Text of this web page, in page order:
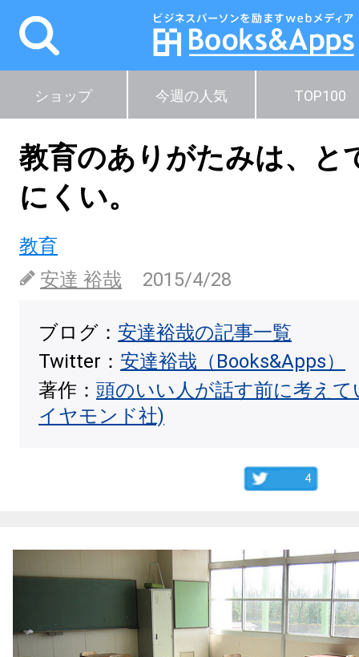
ショップ 今週の人気 TOP100
教育のありがたみは、と
にくい。
教育
安達 裕哉
2015/4/28
ブログ： 安達裕哉の記事一覧
Twitter： 安達裕哉（Books&Apps）
著作： 頭のいい人が話す前に考え
イヤモンド社)
4